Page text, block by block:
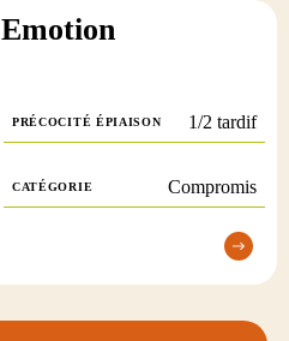
Emotion
PRÉCOCITÉ ÉPIAISON 1/2 tardif
CATÉGORIE Compromis